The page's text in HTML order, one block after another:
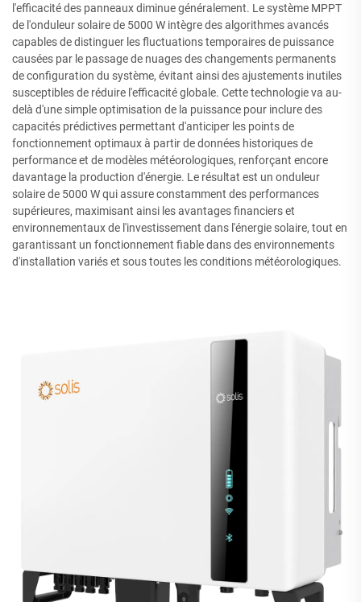
l'efficacité des panneaux diminue généralement. Le système MPPT
de l'onduleur solaire de 5000 W intègre des algorithmes avancés
capables de distinguer les fluctuations temporaires de puissance
causées par le passage de nuages des changements permanents
de configuration du système, évitant ainsi des ajustements inutiles
susceptibles de réduire l'efficacité globale. Cette technologie va au-
delà d'une simple optimisation de la puissance pour inclure des
capacités prédictives permettant d'anticiper les points de
fonctionnement optimaux à partir de données historiques de
performance et de modèles météorologiques, renforçant encore
davantage la production d'énergie. Le résultat est un onduleur
solaire de 5000 W qui assure constamment des performances
supérieures, maximisant ainsi les avantages financiers et
environnementaux de l'investissement dans l'énergie solaire, tout en
garantissant un fonctionnement fiable dans des environnements
d'installation variés et sous toutes les conditions météorologiques.